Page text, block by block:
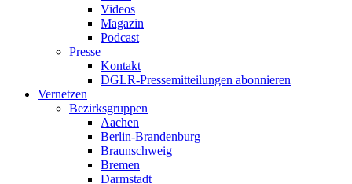
Videos
Magazin
Podcast
Presse
Kontakt
DGLR-Pressemitteilungen abonnieren
Vernetzen
Bezirksgruppen
Aachen
Berlin-Brandenburg
Braunschweig
Bremen
Darmstadt